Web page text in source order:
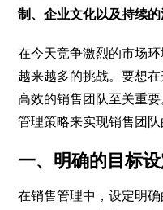
制、企业文化以及持续的
在今天竞争激烈的市场
越来越多的挑战。要想
高效的销售团队至关重
管理策略来实现销售团队
一、明确的目标
在销售管理中，设定明